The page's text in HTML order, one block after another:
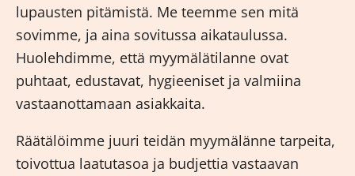
lupausten pitämistä. Me teemme sen mitä
sovimme, ja aina sovitussa aikataulussa.
Huolehdimme, että myymälätilanne ovat
puhtaat, edustavat, hygieeniset ja valmiina
vastaanottamaan asiakkaita.
Räätälöimme juuri teidän myymälänne tarpeita,
toivottua laatutasoa ja budjettia vastaavan